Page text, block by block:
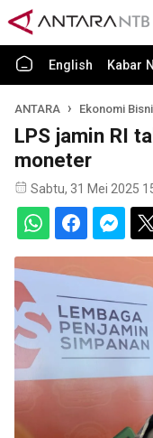
English Kabar
ANTARA Ekonomi
LPS jamin RI
moneter
Sabtu, 31 Mei 2025